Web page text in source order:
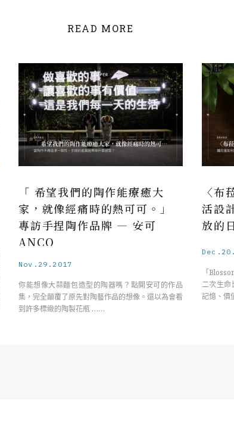
READ MORE
「 希望我們的陶作能療癒大
家，就像經痛時的熱可可。」
專訪手捏陶作品牌 — 安可
ANCO
Nov.29.2017
你能想像大蒜麵包造型的陶器嗎？點開安可的作品
集，完全顛覆了原先對陶藝作品的想像。還以為會看
到許多標緻的陶製花瓶 ……
〈
活設
放的
「
二次生命
記憶、